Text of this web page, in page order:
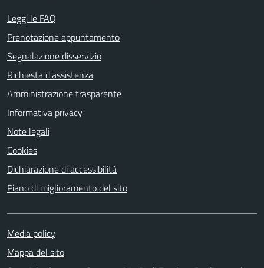
Leggi le FAQ
Prenotazione appuntamento
Segnalazione disservizio
Richiesta d'assistenza
Amministrazione trasparente
Informativa privacy
Note legali
Cookies
Dichiarazione di accessibilità
Piano di miglioramento del sito
Media policy
Mappa del sito